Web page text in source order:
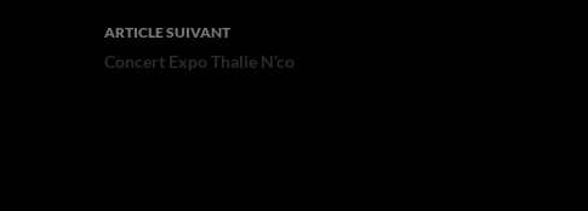
articles
ARTICLE SUIVANT
Concert Expo Thalie N’co